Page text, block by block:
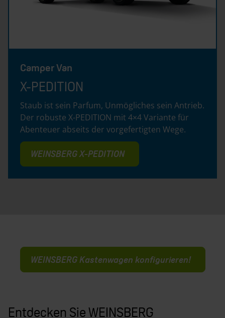
Camper Van
X-PEDITION
Staub ist sein Parfum, Unmögliches sein Antrieb.
Der robuste X-PEDITION mit 4×4 Variante für
Abenteuer abseits der vorgefertigten Wege.
WEINSBERG X-PEDITION
WEINSBERG Kastenwagen konfigurieren!
Entdecken Sie WEINSBERG